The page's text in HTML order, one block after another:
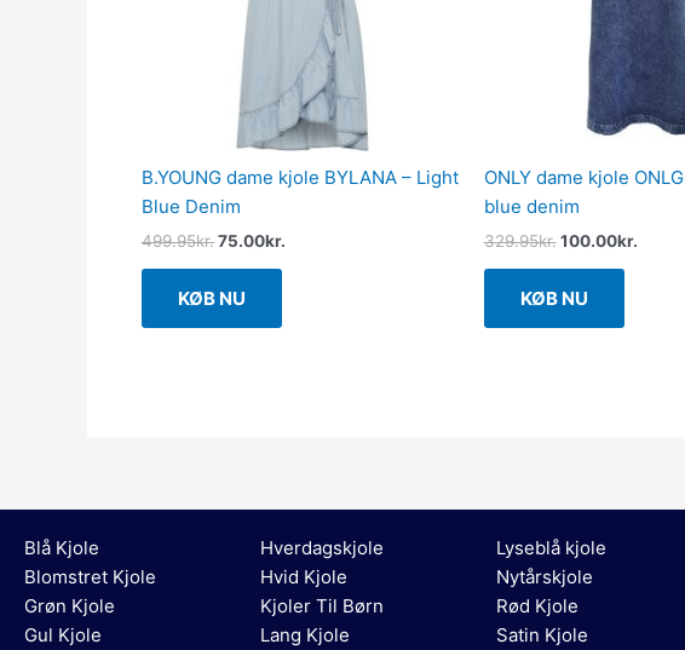
B.YOUNG dame kjole BYLANA – Light
Blue Denim
499.95kr.75.00kr.
KØB NU
ONLY dame kjole
blue denim
329.95kr. 100.00kr.
KØB NU
Blå Kjole
Blomstret Kjole
Grøn Kjole
Gul Kjole
Hverdagskjole
Hvid Kjole
Kjoler Til Børn
Lang Kjole
Lyseblå kjole
Nytårskjole
Rød Kjole
Satin Kjole